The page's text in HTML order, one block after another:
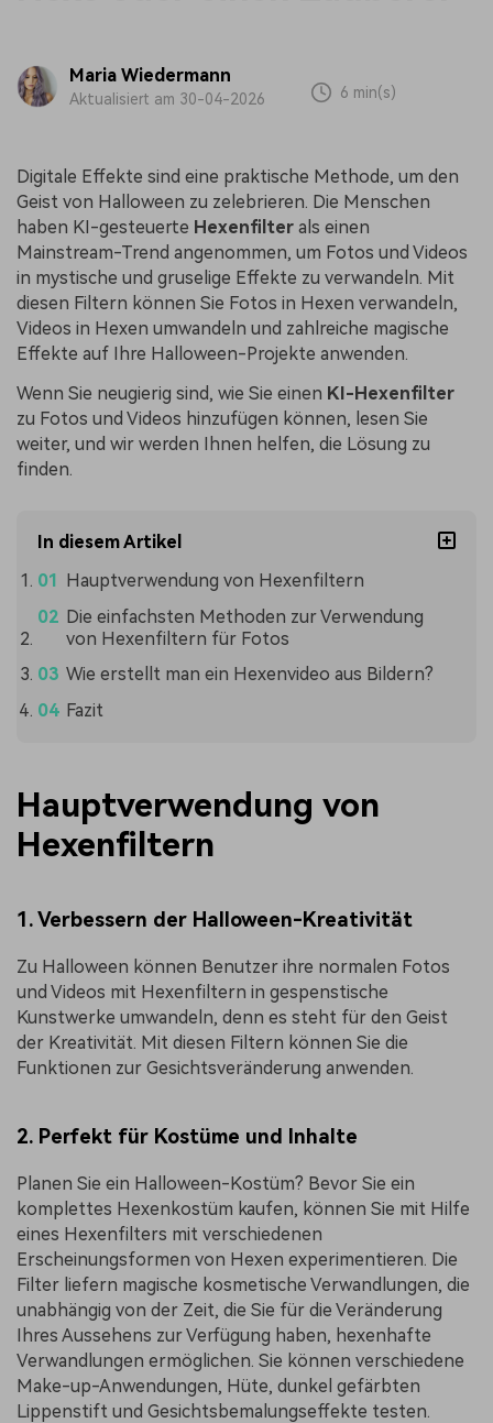
Maria Wiedermann
Aktualisiert am 30-04-2026 6 min(s)
Digitale Effekte sind eine praktische Methode, um den
Geist von Halloween zu zelebrieren. Die Menschen
haben KI-gesteuerte Hexenfilter als einen
Mainstream-Trend angenommen, um Fotos und Videos
in mystische und gruselige Effekte zu verwandeln. Mit
diesen Filtern können Sie Fotos in Hexen verwandeln,
Videos in Hexen umwandeln und zahlreiche magische
Effekte auf Ihre Halloween-Projekte anwenden.
Wenn Sie neugierig sind, wie Sie einen KI-Hexenfilter
zu Fotos und Videos hinzufügen können, lesen Sie
weiter, und wir werden Ihnen helfen, die Lösung zu
finden.
In diesem Artikel
Hauptverwendung von Hexenfiltern
Die einfachsten Methoden zur Verwendung
von Hexenfiltern für Fotos
Wie erstellt man ein Hexenvideo aus Bildern?
Fazit
Hauptverwendung von
Hexenfiltern
1. Verbessern der Halloween-Kreativität
Zu Halloween können Benutzer ihre normalen Fotos
und Videos mit Hexenfiltern in gespenstische
Kunstwerke umwandeln, denn es steht für den Geist
der Kreativität. Mit diesen Filtern können Sie die
Funktionen zur Gesichtsveränderung anwenden.
2. Perfekt für Kostüme und Inhalte
Planen Sie ein Halloween-Kostüm? Bevor Sie ein
komplettes Hexenkostüm kaufen, können Sie mit Hilfe
eines Hexenfilters mit verschiedenen
Erscheinungsformen von Hexen experimentieren. Die
Filter liefern magische kosmetische Verwandlungen, die
unabhängig von der Zeit, die Sie für die Veränderung
Ihres Aussehens zur Verfügung haben, hexenhafte
Verwandlungen ermöglichen. Sie können verschiedene
Make-up-Anwendungen, Hüte, dunkel gefärbten
Lippenstift und Gesichtsbemalungseffekte testen.